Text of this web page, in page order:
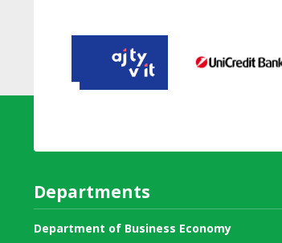
Departments
Department of Business Economy